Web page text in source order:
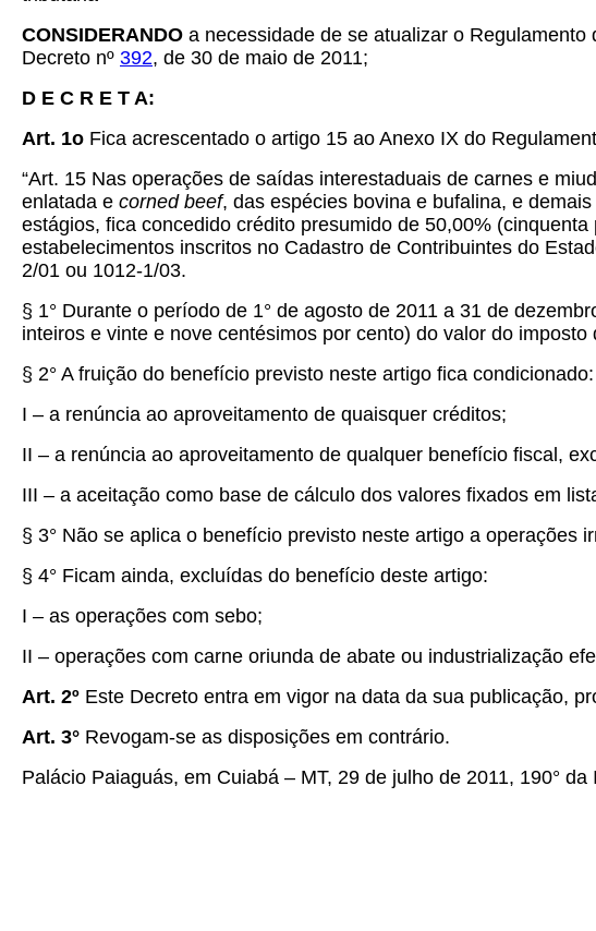
CONSIDERANDO a necessidade de se atualizar o
Decreto nº 392, de 30 de maio de 2011;
D E C R E T A:
Art. 1o Fica acrescentado o artigo 15 ao Anexo IX do
“Art. 15 Nas operações de saídas interestaduais de carnes e
enlatada e corned beef, das espécies bovina e bufalina, e
estágios, fica concedido crédito presumido de 50,00%
estabelecimentos inscritos no Cadastro de Contribuintes do
2/01 ou 1012-1/03.
§ 1° Durante o período de 1° de agosto de 2011 a 31 de
inteiros e vinte e nove centésimos por cento) do valor do imposto
§ 2° A fruição do benefício previsto neste artigo fica condicionado:
I – a renúncia ao aproveitamento de quaisquer créditos;
II – a renúncia ao aproveitamento de qualquer benefício fiscal,
III – a aceitação como base de cálculo dos valores fixados em
§ 3° Não se aplica o benefício previsto neste artigo a operações
§ 4° Ficam ainda, excluídas do benefício deste artigo:
I – as operações com sebo;
II – operações com carne oriunda de abate ou industrialização
Art. 2º Este Decreto entra em vigor na data da sua publicação,
Art. 3° Revogam-se as disposições em contrário.
Palácio Paiaguás, em Cuiabá – MT, 29 de julho de 2011, 190°